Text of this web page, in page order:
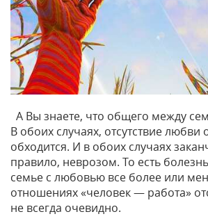
А Вы знаете, что общего между
В обоих случаях, отсутствие любви
обходится. И в обоих случаях
правило, неврозом. То есть
семье с любовью все более или
отношениях «человек — работа»
не всегда очевидно.